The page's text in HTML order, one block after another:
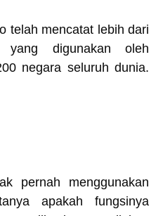
telah mencatat lebih dari
digunakan oleh
negara seluruh dunia.
pernah menggunakan
apakah fungsinya